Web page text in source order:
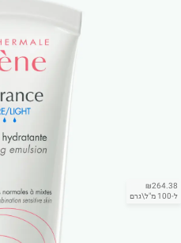
₪264.38
ל-100 מ"ל\גרם